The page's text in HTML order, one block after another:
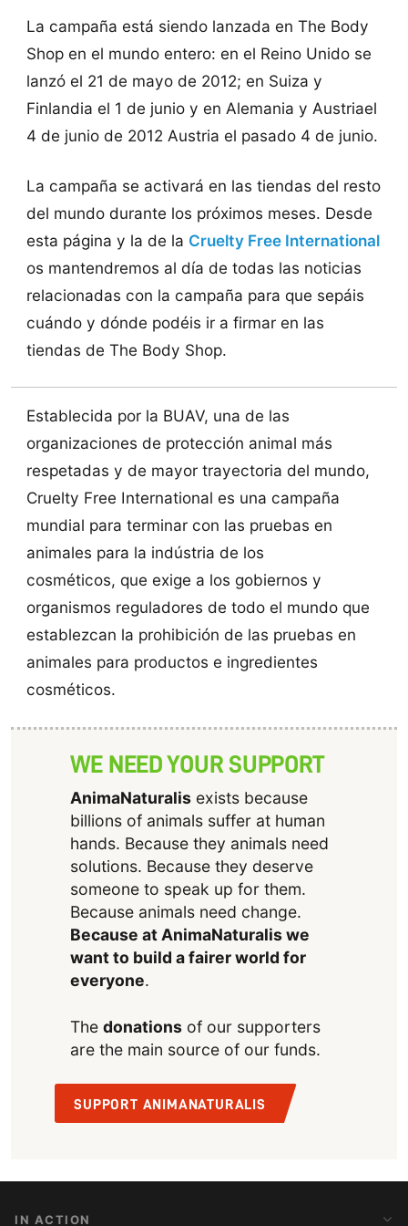
La campaña está siendo lanzada en The Body
Shop en el mundo entero: en el Reino Unido se
lanzó el 21 de mayo de 2012; en Suiza y
Finlandia el 1 de junio y en Alemania y Austriael
4 de junio de 2012 Austria el pasado 4 de junio.
La campaña se activará en las tiendas del resto
del mundo durante los próximos meses. Desde
esta página y la de la Cruelty Free International
os mantendremos al día de todas las noticias
relacionadas con la campaña para que sepáis
cuándo y dónde podéis ir a firmar en las
tiendas de The Body Shop.
Establecida por la BUAV, una de las
organizaciones de protección animal más
respetadas y de mayor trayectoria del mundo,
Cruelty Free International es una campaña
mundial para terminar con las pruebas en
animales para la indústria de los
cosméticos, que exige a los gobiernos y
organismos reguladores de todo el mundo que
establezcan la prohibición de las pruebas en
animales para productos e ingredientes
cosméticos.
WE NEED YOUR SUPPORT
AnimaNaturalisexists because
billions of animals suffer at human
hands. Because they animals need
solutions. Because they deserve
someone to speak up for them.
Because animals need change.
Because at AnimaNaturalis we
want to build a fairer world for
everyone.
The donationsof our supporters
are the main source of our funds.
SUPPORT ANIMANATURALIS
IN ACTION